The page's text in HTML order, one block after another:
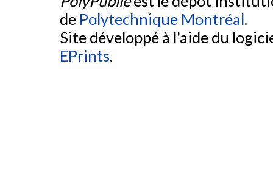
de Polytechnique Montréal.
Site développé à l'aide du
EPrints.